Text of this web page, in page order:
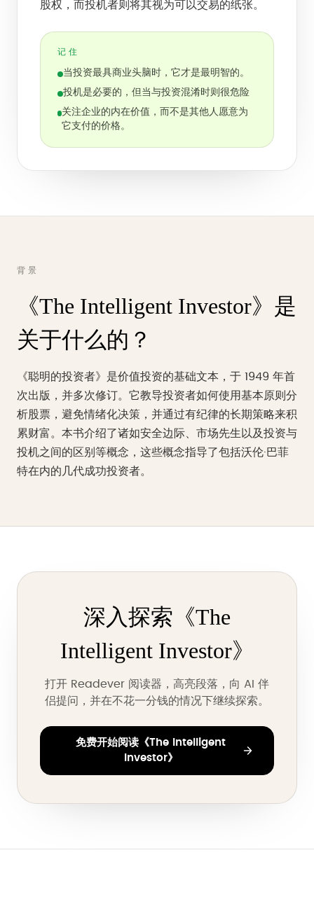
股权，而投机者则将其视为可以交易的纸张。
记住
当投资最具商业头脑时，它才是最明智的。
投机是必要的，但当与投资混淆时则很危险
关注企业的内在价值，而不是其他人愿意为
它支付的价格。
背景
《The Intelligent Investor》是
关于什么的？
《聪明的投资者》是价值投资的基础文本，于 1949 年首
次出版，并多次修订。它教导投资者如何使用基本原则分
析股票，避免情绪化决策，并通过有纪律的长期策略来积
累财富。本书介绍了诸如安全边际、市场先生以及投资与
投机之间的区别等概念，这些概念指导了包括沃伦·巴菲
特在内的几代成功投资者。
深入探索《The
Intelligent Investor》
打开 Readever 阅读器，高亮段落，向 AI 伴
侣提问，并在不花一分钱的情况下继续探索。
免费开始阅读《The Intelligent
Investor》